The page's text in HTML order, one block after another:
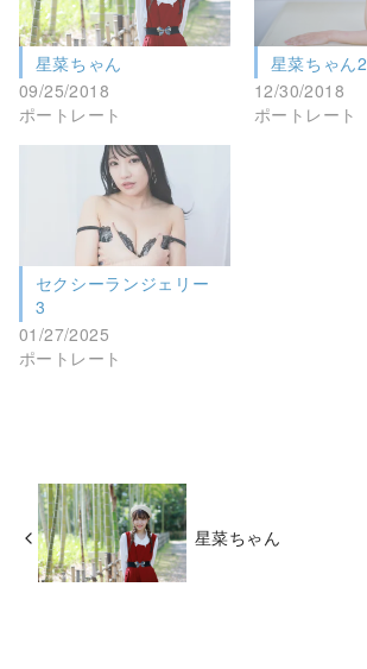
星菜ちゃん
09/25/2018
ポートレート
星菜ちゃん2
12/30/2018
ポートレート
セクシーランジェリー
3
01/27/2025
ポートレート
星菜ちゃん